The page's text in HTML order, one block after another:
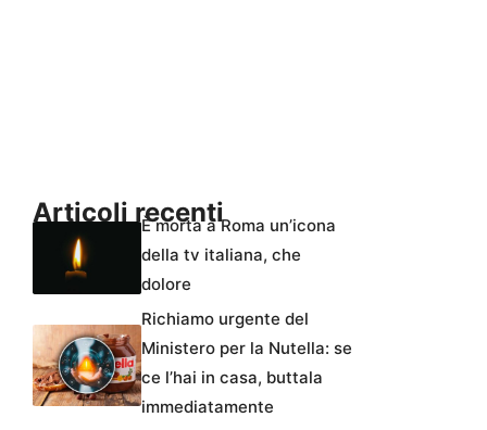
Articoli recentiÈ morta a Roma un’icona
della tv italiana, che
dolore
Richiamo urgente del
Ministero per la Nutella: se
ce l’hai in casa, buttala
immediatamente